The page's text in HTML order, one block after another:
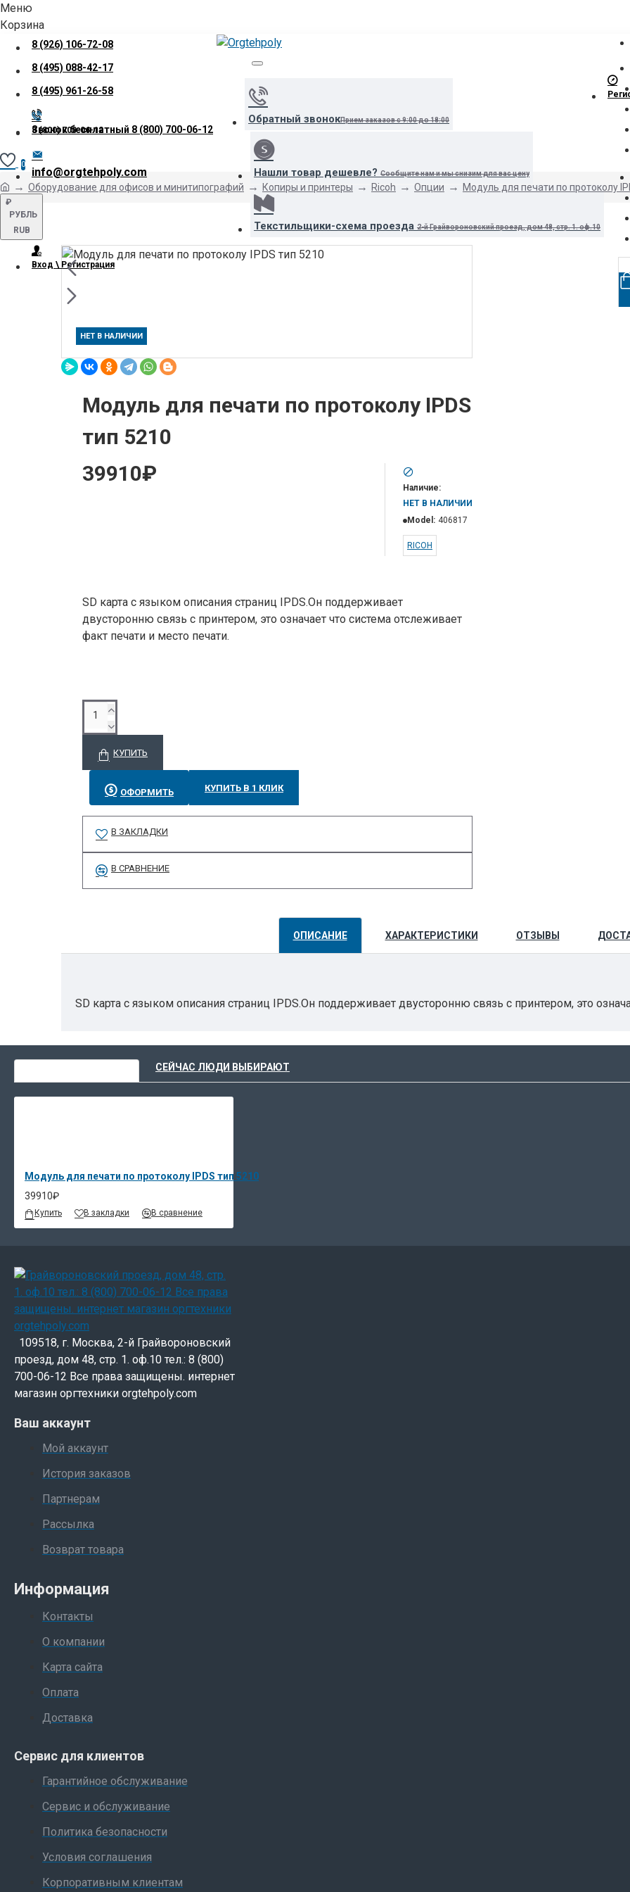
Меню
Корзина
8 (926) 106-72-08
8 (495) 088-42-17
8 (495) 961-26-58
Звонок бесплатный 8 (800) 700-06-12
info@orgtehpoly.com
₽
РУБЛЬ
RUB
Вход \ Регистрация
Обратный звонокПрием заказов с 9:00 до 18:00
Нашли товар дешевле? Сообщите нам и мы снизим для вас цену
Текстильщики-схема проезда 2-й Грайвороновский проезд, дом 48, стр. 1. оф.10
8 (800) 700-06-12
0
Оборудование для офисов и минитипографий Копиры и принтеры Ricoh Опции Модуль для печати по протоколу
НЕТ В НАЛИЧИИ
Модуль для печати по протоколу IPDS
тип 5210
39910₽
Наличие:
НЕТ В НАЛИЧИИ
Model: 406817
RICOH
SD карта с языком описания страниц IPDS.Он поддерживает
двусторонню связь с принтером, это означает что система отслеживает
факт печати и место печати.
КУПИТЬ
ОФОРМИТЬ КУПИТЬ В 1 КЛИК
В ЗАКЛАДКИ
В СРАВНЕНИЕ
ОПИСАНИЕ ХАРАКТЕРИСТИКИ ОТЗЫВЫ
SD карта с языком описания страниц IPDS.Он поддерживает двусторонню связь с принтером, это
СЕЙЧАС ЛЮДИ ВЫБИРАЮТ
Модуль для печати по протоколу IPDS тип 5210
39910₽
Купить В закладки В сравнение
109518, г. Москва, 2-й Грайвороновский
проезд, дом 48, стр. 1. оф.10 тел.: 8 (800)
700-06-12 Все права защищены. интернет
магазин оргтехники orgtehpoly.com
Ваш аккаунт
Мой аккаунт
История заказов
Партнерам
Рассылка
Возврат товара
Информация
Контакты
О компании
Карта сайта
Оплата
Доставка
Сервис для клиентов
Гарантийное обслуживание
Сервис и обслуживание
Политика безопасности
Условия соглашения
Корпоративным клиентам